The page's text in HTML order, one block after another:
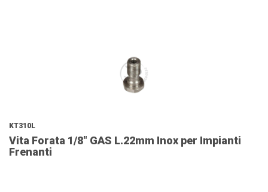
KT310L
Vita Forata 1/8" GAS L.22mm Inox per Impianti
Frenanti